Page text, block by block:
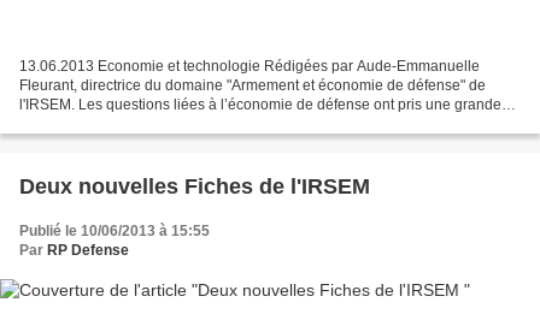
13.06.2013 Economie et technologie Rédigées par Aude-Emmanuelle
Fleurant, directrice du domaine "Armement et économie de défense" de
l'IRSEM. Les questions liées à l’économie de défense ont pris une grande
Deux nouvelles Fiches de l'IRSEM
Publié le 10/06/2013 à 15:55
Par RP Defense